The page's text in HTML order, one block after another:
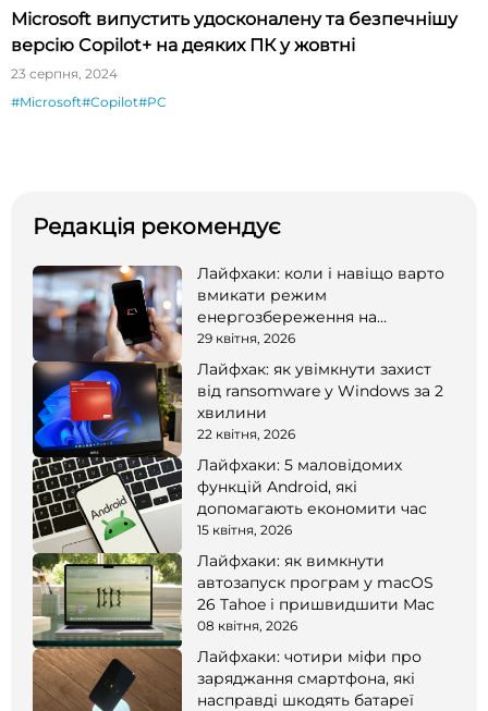
Microsoft випустить удосконалену та безпечнішу
версію Copilot+ на деяких ПК у жовтні
23 серпня, 2024
#Microsoft#Copilot#PC
Редакція рекомендує
Лайфхаки: коли і навіщо варто
вмикати режим
енергозбереження на
смартфоні
29 квітня, 2026
Лайфхак: як увімкнути захист
від ransomware у Windows за 2
хвилини
22 квітня, 2026
Лайфхаки: 5 маловідомих
функцій Android, які
допомагають економити час
15 квітня, 2026
Лайфхаки: як вимкнути
автозапуск програм у macOS
26 Tahoe і пришвидшити Mac
08 квітня, 2026
Лайфхаки: чотири міфи про
заряджання смартфона, які
насправді шкодять батареї